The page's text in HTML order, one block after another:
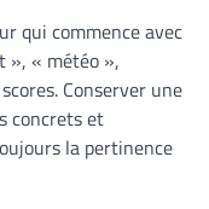
qui commence avec
», « météo »,
Conserver une
concrets et
la pertinence